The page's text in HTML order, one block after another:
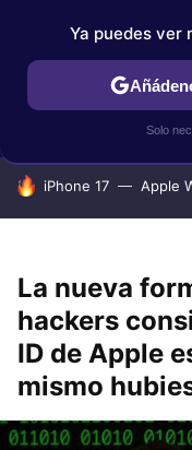
IPHONE
HOY SE HABLA DE
iPhone 17 Apple
La nueva
hackers
ID de Apple
mismo
Ya puedes ver
Solo